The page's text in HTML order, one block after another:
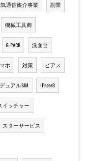
通信媒介事業 副業
機械工具商
G-PACK 洗面台
ホ 対策 ピアス
デュアルSIM iPhone8
イッチャー
スターサービス